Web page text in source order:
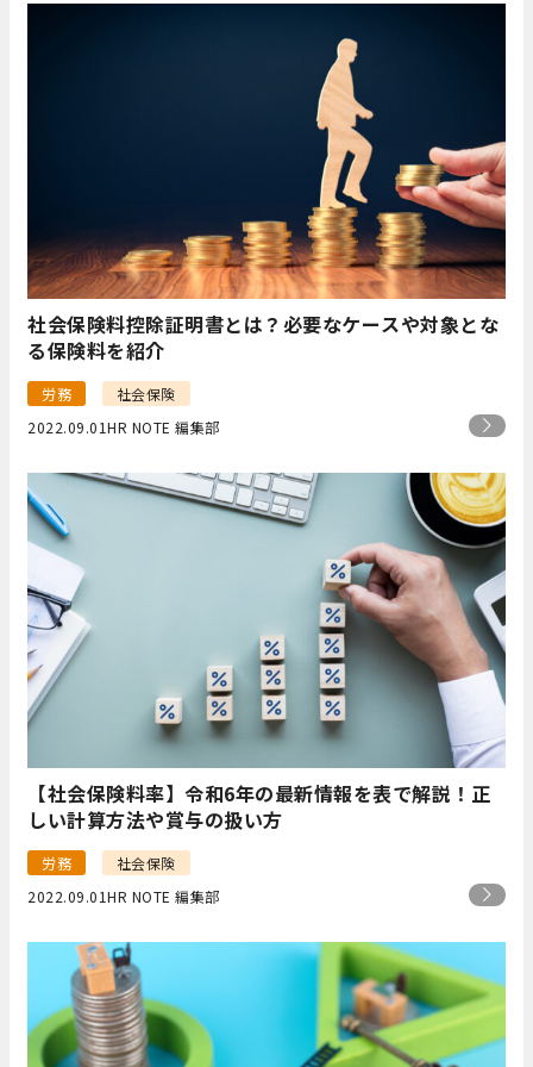
社会保険料控除証明書とは？必要なケースや対象とな
る保険料を紹介
労務
社会保険
2022.09.01HR NOTE 編集部
【社会保険料率】令和6年の最新情報を表で解説！正
しい計算方法や賞与の扱い方
労務
社会保険
2022.09.01HR NOTE 編集部